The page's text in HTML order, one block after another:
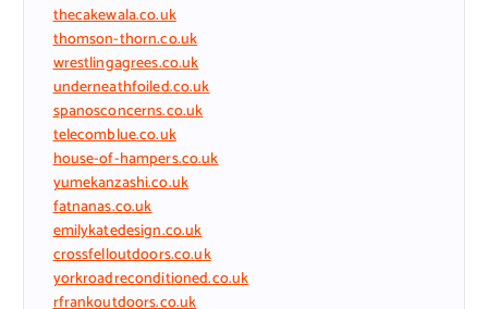
thecakewala.co.uk
thomson-thorn.co.uk
wrestlingagrees.co.uk
underneathfoiled.co.uk
spanosconcerns.co.uk
telecomblue.co.uk
house-of-hampers.co.uk
yumekanzashi.co.uk
fatnanas.co.uk
emilykatedesign.co.uk
crossfelloutdoors.co.uk
yorkroadreconditioned.co.uk
rfrankoutdoors.co.uk